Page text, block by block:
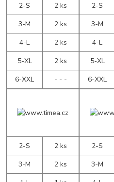
2-S
2 ks
3-M
2 ks
4-L
2 ks
5-XL
2 ks
6-XXL
- - -
2-S
3-M
4-L
5-XL
6-XXL
2-S
2 ks
3-M
2 ks
2-S
3-M